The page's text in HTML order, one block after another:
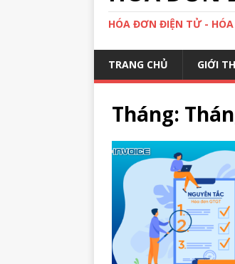
HÓA ĐƠN ĐIỆN TỬ -
TRANG CHỦ GIỚI
Tháng: